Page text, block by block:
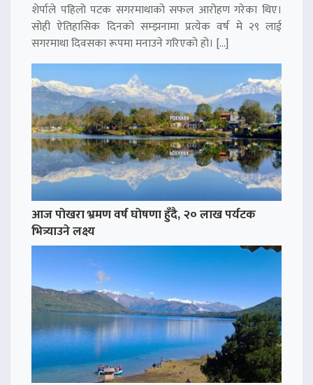
शेर्पाले पहिलो पटक सगरमाथाको सफल आरोहण गरेका थिए।
सोही ऐतिहासिक दिनको सम्झनामा प्रत्येक वर्ष मे २९ लाई
सगरमाथा दिवसका रूपमा मनाउने गरिएको हो। […]
आज पोखरा भ्रमण वर्ष घोषणा हुँदै, २० लाख पर्यटक
भित्र्याउने लक्ष्य